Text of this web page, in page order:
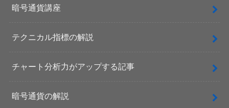
暗号通貨講座
テクニカル指標の解説
チャート分析力がアップする記事
暗号通貨の解説